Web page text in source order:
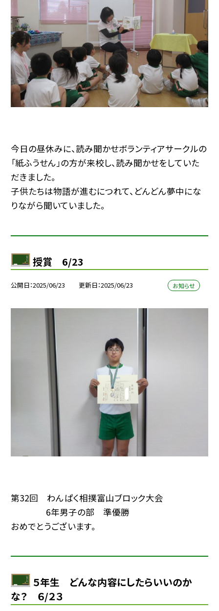
今日の昼休みに、読み聞かせボランティアサークルの
「紙ふうせん」の方が来校し、読み聞かせをしていた
だきました。
子供たちは物語が進むにつれて、どんどん夢中にな
りながら聞いていました。
授賞 6/23
公開日 2025/06/23 更新日 2025/06/23 お知らせ
第32回 わんぱく相撲富山ブロック大会
6年男子の部 準優勝
おめでとうございます。
５年生 どんな内容にしたらいいのか
な？ ６/２３